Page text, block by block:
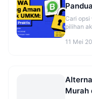
Cari opsi
pilihan
11 Mei
Murah